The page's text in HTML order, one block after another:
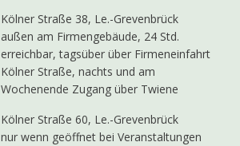
Kölner Straße 38, Le.-Grevenbrück
außen am Firmengebäude, 24 Std.
erreichbar, tagsüber über Firmeneinfahrt
Kölner Straße, nachts und am
Wochenende Zugang über Twiene
Kölner Straße 60, Le.-Grevenbrück
nur wenn geöffnet bei Veranstaltungen